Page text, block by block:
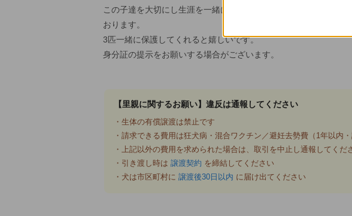
この子達を大切にし生涯を一緒に過ごしてくれる方にと思って
おります。
3匹一緒に保護してくれると嬉しいです。
身分証の提示をお願いする場合がございます。
【里親に関するお願い】違反は通報してください
・生体の有償譲渡は禁止です
・請求できる費用は狂犬病・混合ワクチン／避妊去勢費（1年以内
・上記以外の費用を求められた場合は、取引を中止し通報してくだ
・引き渡し時は 譲渡契約 を締結してください
・犬は市区町村に 譲渡後30日以内 に届け出てください